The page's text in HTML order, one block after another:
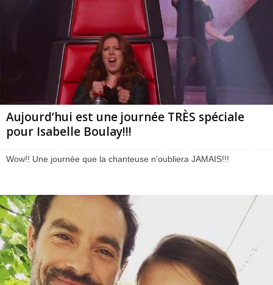
Aujourd’hui est une journée TRÈS spéciale
pour Isabelle Boulay!!!
Wow!! Une journée que la chanteuse n'oubliera JAMAIS!!!